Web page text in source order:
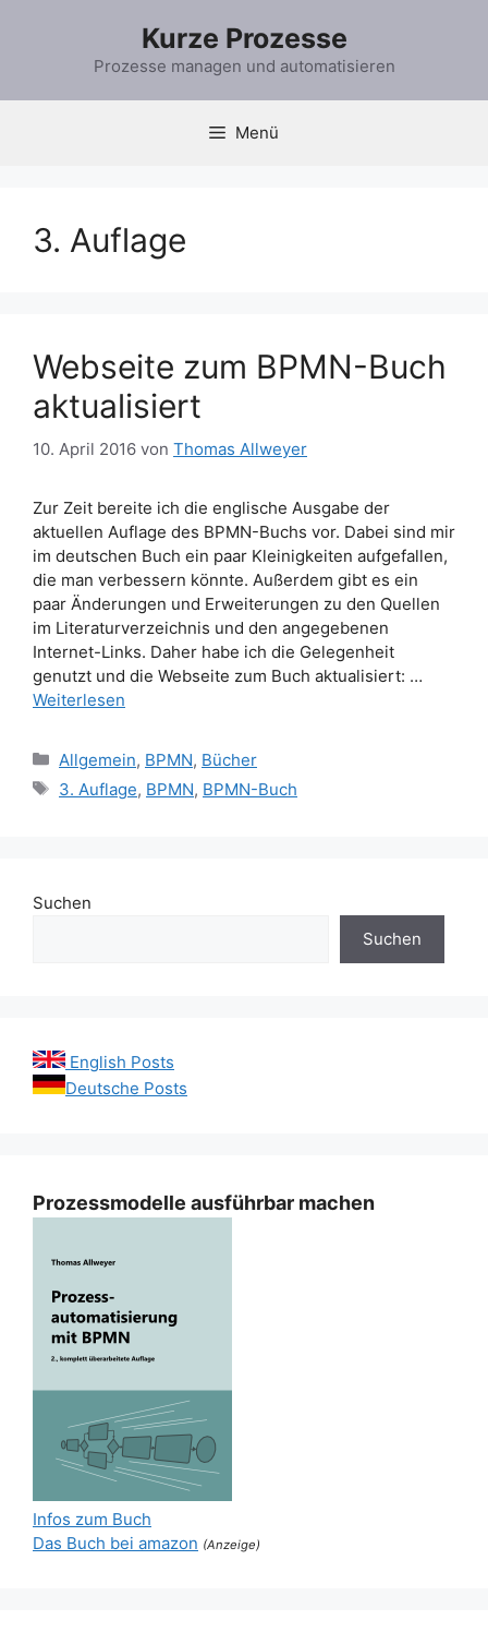
Kurze Prozesse
Prozesse managen und automatisieren
Menü
3. Auflage
Webseite zum BPMN-Buch
aktualisiert
10. April 2016 von Thomas Allweyer
Zur Zeit bereite ich die englische Ausgabe der
aktuellen Auflage des BPMN-Buchs vor. Dabei sind mir
im deutschen Buch ein paar Kleinigkeiten aufgefallen,
die man verbessern könnte. Außerdem gibt es ein
paar Änderungen und Erweiterungen zu den Quellen
im Literaturverzeichnis und den angegebenen
Internet-Links. Daher habe ich die Gelegenheit
genutzt und die Webseite zum Buch aktualisiert: …
Weiterlesen
Kategorien
Allgemein, BPMN, Bücher
Schlagwörter
3. Auflage, BPMN, BPMN-Buch
Suchen
Suchen
English Posts
Deutsche Posts
Prozessmodelle ausführbar machen
Infos zum Buch
Das Buch bei amazon (Anzeige)